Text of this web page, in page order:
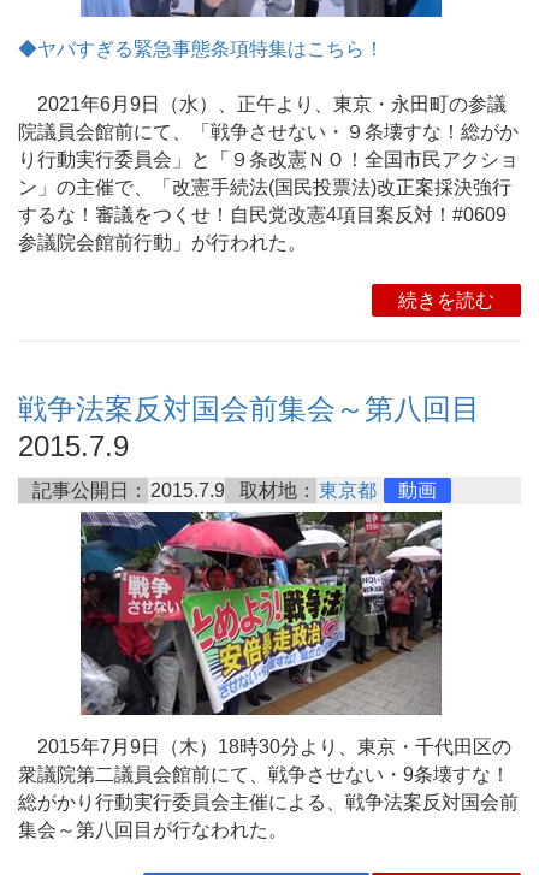
◆ヤバすぎる緊急事態条項特集はこちら！
2021年6月9日（水）、正午より、東京・永田町の参議
院議員会館前にて、「戦争させない・９条壊すな！総がか
り行動実行委員会」と「９条改憲ＮＯ！全国市民アクショ
ン」の主催で、「改憲手続法(国民投票法)改正案採決強行
するな！審議をつくせ！自民党改憲4項目案反対！#0609
参議院会館前行動」が行われた。
続きを読む
戦争法案反対国会前集会～第八回目
2015.7.9
記事公開日： 2015.7.9 取材地： 東京都 動画
2015年7月9日（木）18時30分より、東京・千代田区の
衆議院第二議員会館前にて、戦争させない・9条壊すな！
総がかり行動実行委員会主催による、戦争法案反対国会前
集会～第八回目が行なわれた。